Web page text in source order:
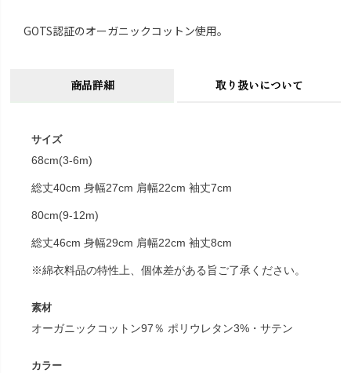
GOTS認証のオーガニックコットン使用。
商品詳細 取り扱いについて
サイズ
68cm(3-6m)
総丈40cm 身幅27cm 肩幅22cm 袖丈7cm
80cm(9-12m)
総丈46cm 身幅29cm 肩幅22cm 袖丈8cm
※綿衣料品の特性上、個体差がある旨ご了承ください。
素材
オーガニックコットン97％ ポリウレタン3%・サテン
カラー